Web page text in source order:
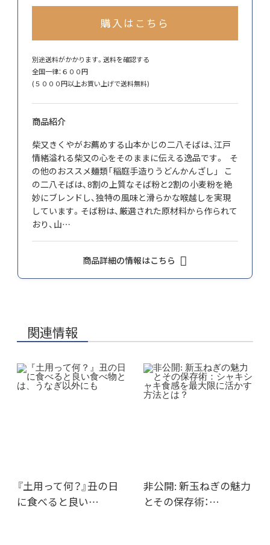
購入はこちら
別途送料がかかります。 送料を確認する
全国一律：６００円
(５０００円以上お買い上げで送料無料)
商品紹介
柴又きくやがお薦めする山本かじの二八そばは、江戸
情緒溢れる柴又の心をそのままに伝える逸品です。 そ
の他のおススメ麺類「稲庭手造りうどんかんざし」 こ
の二八そばは、8割の上質なそば粉と2割の小麦粉を絶
妙にブレンドし、独特の風味と滑らかな喉越しを実現
しています。そば粉は、厳選された原材料から作られて
おり、山…
商品詳細の情報はこちら
関連情報
『土用って何？』丑の日
に食べると良い…
非公開: 新玉ねぎの魅力
とその保存術：…